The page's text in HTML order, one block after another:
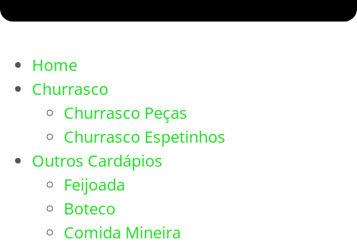
Home
Churrasco
Churrasco Peças
Churrasco Espetinhos
Outros Cardápios
Feijoada
Boteco
Comida Mineira